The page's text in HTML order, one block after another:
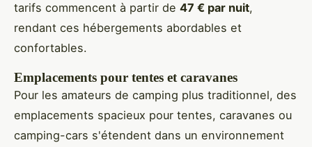
tarifs commencent à partir de 47 € par nuit,
rendant ces hébergements abordables et
confortables.
Emplacements pour tentes et caravanes
Pour les amateurs de camping plus traditionnel, des
emplacements spacieux pour tentes, caravanes ou
camping-cars s'étendent dans un environnement